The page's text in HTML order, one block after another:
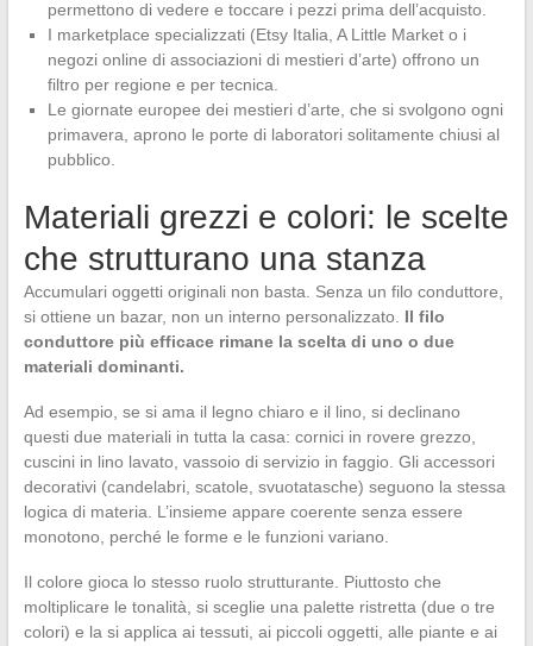
permettono di vedere e toccare i pezzi prima dell’acquisto.
I marketplace specializzati (Etsy Italia, A Little Market o i
negozi online di associazioni di mestieri d’arte) offrono un
filtro per regione e per tecnica.
Le giornate europee dei mestieri d’arte, che si svolgono ogni
primavera, aprono le porte di laboratori solitamente chiusi al
pubblico.
Materiali grezzi e colori: le scelte
che strutturano una stanza
Accumulari oggetti originali non basta. Senza un filo conduttore,
si ottiene un bazar, non un interno personalizzato. Il filo
conduttore più efficace rimane la scelta di uno o due
materiali dominanti.
Ad esempio, se si ama il legno chiaro e il lino, si declinano
questi due materiali in tutta la casa: cornici in rovere grezzo,
cuscini in lino lavato, vassoio di servizio in faggio. Gli accessori
decorativi (candelabri, scatole, svuotatasche) seguono la stessa
logica di materia. L’insieme appare coerente senza essere
monotono, perché le forme e le funzioni variano.
Il colore gioca lo stesso ruolo strutturante. Piuttosto che
moltiplicare le tonalità, si sceglie una palette ristretta (due o tre
colori) e la si applica ai tessuti, ai piccoli oggetti, alle piante e ai